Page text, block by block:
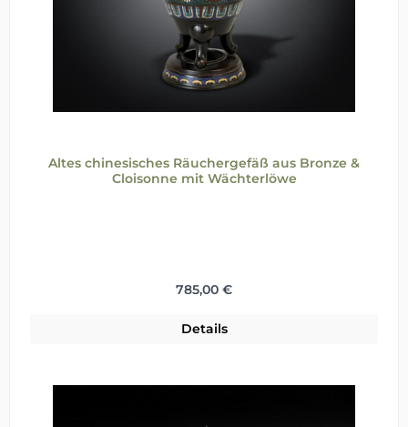
Altes chinesisches Räuchergefäß aus Bronze &
Cloisonne mit Wächterlöwe
Regulärer Preis:
785,00 €
Details